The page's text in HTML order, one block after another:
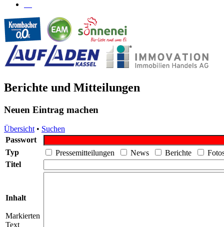
Berichte und Mitteilungen
Neuen Eintrag machen
Übersicht• Suchen
Passwort
Typ
Pressemitteilungen News Berichte
Titel
Inhalt
Markierten
Text